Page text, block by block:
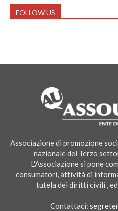
FOLLOW US
Associazione di promozione
nazionale del Terzo
L'Associazione si pone
consumatori, attività di
tutela dei diritti civili ,
Contattaci: